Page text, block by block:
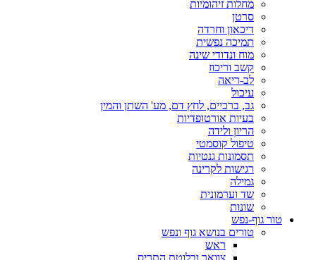
מחלות זיהומיות
סרטן
דיכאון וחרדה
תמיכה נפשית
מוח ונדודי שינה
קשב וריכוז
לב-ריאה
עיכול
גב, ברכיים, לחץ דם, מע' השתן והמין
בעיות אורטופדיות
הריון ולידה
טיפול קוסמטי
תסמונות גנטיות
רגישות לקרינה
גמילה
שד וערמונית
שונות
טור גוף-נפש
טורים בנושא גוף ונפש
ראש
צוואר ובלוטת התריס